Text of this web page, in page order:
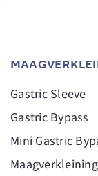
Gastric Sleeve
Gastric Bypass
Mini Gastric